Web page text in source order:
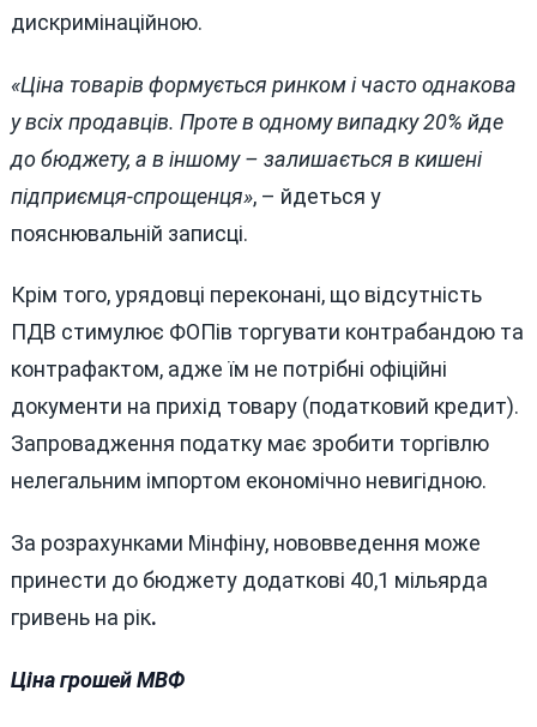
дискримінаційною.
«Ціна товарів формується ринком і часто однакова
у всіх продавців. Проте в одному випадку 20% йде
до бюджету, а в іншому – залишається в кишені
підприємця-спрощенця», – йдеться у
пояснювальній записці.
Крім того, урядовці переконані, що відсутність
ПДВ стимулює ФОПів торгувати контрабандою та
контрафактом, адже їм не потрібні офіційні
документи на прихід товару (податковий кредит).
Запровадження податку має зробити торгівлю
нелегальним імпортом економічно невигідною.
За розрахунками Мінфіну, нововведення може
принести до бюджету додаткові 40,1 мільярда
гривень на рік.
Ціна грошей МВФ